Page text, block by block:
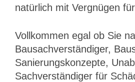
natürlich mit Vergnügen
Vollkommen egal ob Sie
Bausachverständiger,
Sanierungskonzepte,
Sachverständiger für